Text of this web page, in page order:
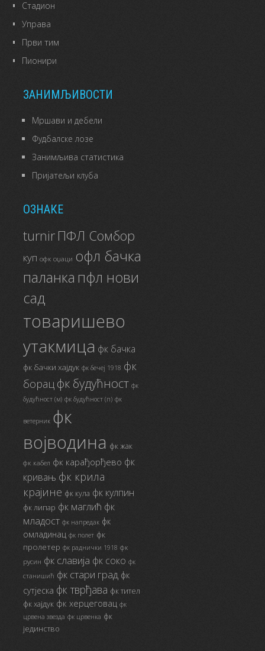
Стадион
Управа
Први тим
Пионири
ЗАНИМЉИВОСТИ
Мршави и дебели
Фудбалске лозе
Занимљива статистика
Пријатељи клуба
ОЗНАКЕ
turnirПФЛ Сомбор
куп офк оџаци офл бачка
паланка пфл нови
сад
товаришево
утакмица фк бачка
фк бачки хајдук фк бечеј 1918 фк
борац фк будућност фк
будућност (м) фк будућност (п) фк
ветерник фк
војводина фк жак
фк кабел фк карађорђево фк
кривањ фк крила
крајине фк кула фк кулпин
фк липар фк маглић фк
младост фк напредак фк
омладинац фк полет фк
пролетер фк раднички 1918 фк
русин фк славија фк соко фк
станишић фк стари град фк
сутјеска фк тврђава фк тител
фк хајдук фк херцеговац фк
црвена звезда фк црвенка фк
јединство